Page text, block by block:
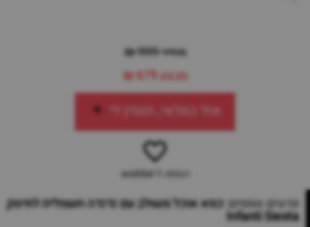
מחיר 999 ₪
מבצע679 ₪
אזל במלאי, תזמין לי
הוספה ל-wishlist
פרטים נוספים: כסא אוכל משולב עם נדנדה חשמלית לתינוק
Infanti Siesta